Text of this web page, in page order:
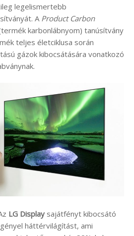
legelismertebb
A Product Carbon
karbonlábnyom) tanúsítvány
teljes életciklusa során
gázok kibocsátására vonatkozó
LG Display sajátfényt kibocsátó
háttérvilágítást, ami